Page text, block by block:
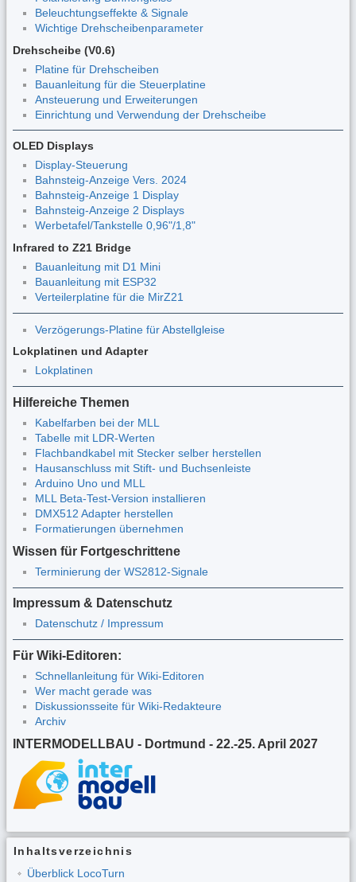
Beleuchtungseffekte & Signale
Wichtige Drehscheibenparameter
Drehscheibe (V0.6)
Platine für Drehscheiben
Bauanleitung für die Steuerplatine
Ansteuerung und Erweiterungen
Einrichtung und Verwendung der Drehscheibe
OLED Displays
Display-Steuerung
Bahnsteig-Anzeige Vers. 2024
Bahnsteig-Anzeige 1 Display
Bahnsteig-Anzeige 2 Displays
Werbetafel/Tankstelle 0,96"/1,8"
Infrared to Z21 Bridge
Bauanleitung mit D1 Mini
Bauanleitung mit ESP32
Verteilerplatine für die MirZ21
Verzögerungs-Platine für Abstellgleise
Lokplatinen und Adapter
Lokplatinen
Hilfereiche Themen
Kabelfarben bei der MLL
Tabelle mit LDR-Werten
Flachbandkabel mit Stecker selber herstellen
Hausanschluss mit Stift- und Buchsenleiste
Arduino Uno und MLL
MLL Beta-Test-Version installieren
DMX512 Adapter herstellen
Formatierungen übernehmen
Wissen für Fortgeschrittene
Terminierung der WS2812-Signale
Impressum & Datenschutz
Datenschutz / Impressum
Für Wiki-Editoren:
Schnellanleitung für Wiki-Editoren
Wer macht gerade was
Diskussionsseite für Wiki-Redakteure
Archiv
INTERMODELLBAU - Dortmund - 22.-25. April 2027
Inhaltsverzeichnis
Überblick LocoTurn